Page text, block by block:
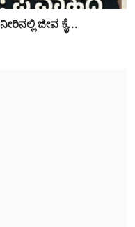
ಜೀವ ಕೈ...